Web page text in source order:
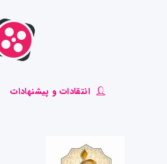
انتقادات و پیشنهادات